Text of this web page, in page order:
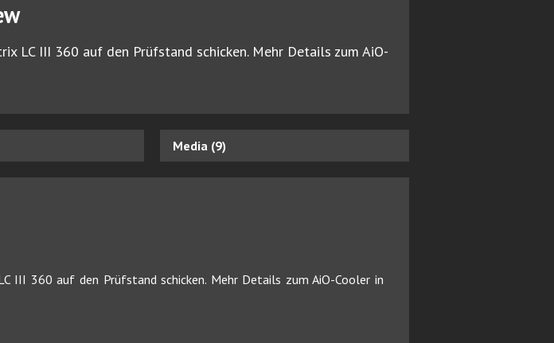
LC III 360 auf den Prüfstand schicken. Mehr Details zum AiO-
Media (9)
III 360 auf den Prüfstand schicken. Mehr Details zum AiO-Cooler in